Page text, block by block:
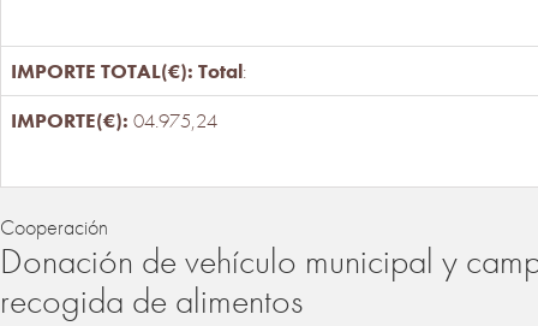
Total:
04.975,24
Cooperación
Donación de vehículo municipal y
recogida de alimentos